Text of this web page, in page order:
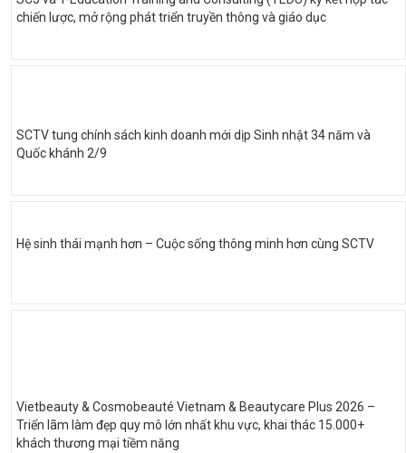
chiến lược, mở rộng phát triển truyền thông và giáo dục
SCTV tung chính sách kinh doanh mới dịp Sinh nhật 34 năm và
Quốc khánh 2/9
Hệ sinh thái mạnh hơn – Cuộc sống thông minh hơn cùng SCTV
Vietbeauty & Cosmobeauté Vietnam & Beautycare Plus 2026 –
Triển lãm làm đẹp quy mô lớn nhất khu vực, khai thác 15.000+
khách thương mại tiềm năng